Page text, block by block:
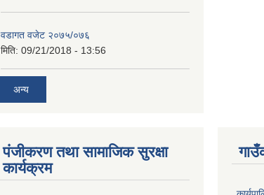
वडागत वजेट २०७५/०७६
मिति: 09/21/2018 - 13:56
अन्य
पंजीकरण तथा सामाजिक सुरक्षा
कार्यक्रम